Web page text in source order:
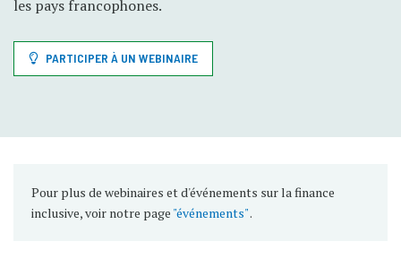
les pays francophones.
PARTICIPER À UN WEBINAIRE
Pour plus de webinaires et d'événements sur la finance
inclusive, voir notre page "événements".